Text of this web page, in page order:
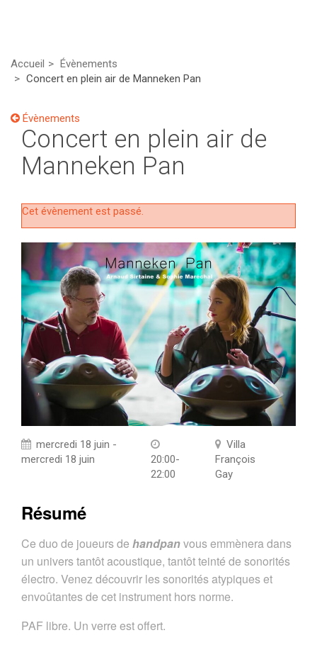
Accueil
Évènements
Concert en plein air de Manneken Pan
Évènements
Concert en plein air de
Manneken Pan
Cet évènement est passé.
mercredi 18 juin -
mercredi 18 juin
20:00-
22:00
Villa
François
Gay
Résumé
Ce duo de joueurs de handpanvous emmènera dans
un univers tantôt acoustique, tantôt teinté de sonorités
électro. Venez découvrir les sonorités atypiques et
envoûtantes de cet instrument hors norme.
PAF libre. Un verre est offert.